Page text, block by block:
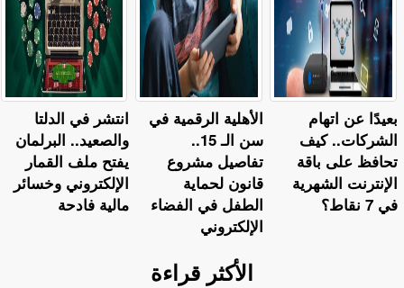
انتشر في الدلتا
والصعيد.. البرلمان
يفتح ملف القمار
الإلكتروني وخسائر
مالية فادحة
الأهلية الرقمية في
سن الـ 15..
تفاصيل مشروع
قانون لحماية
الطفل في الفضاء
الإلكتروني
بعيدًا عن اتهام
الشركات.. كيف
تحافظ على باقة
الإنترنت الشهرية
في 7 نقاط؟
الأكثر قراءة